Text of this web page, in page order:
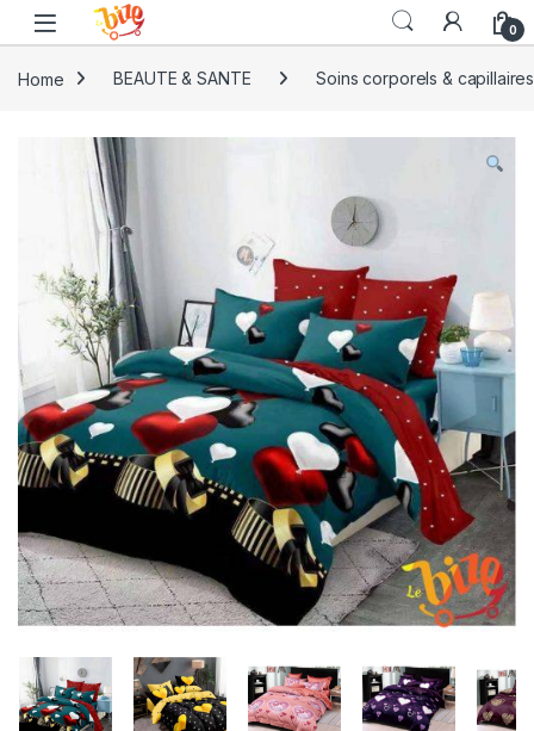
Skip to navigation
Skip to content
0
Home BEAUTE & SANTE Soins corporels & capillaires